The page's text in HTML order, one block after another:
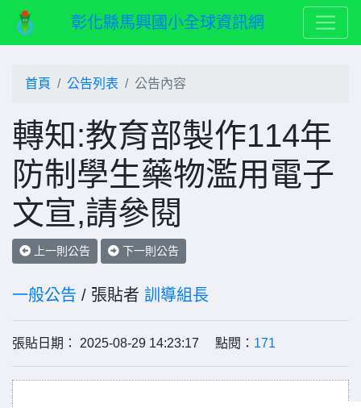
彰化縣馬興國小全球資訊網
首頁 公告列表 公告內容
轉知:教育部製作114年
防制學生藥物濫用電子
文宣,請參閱
上一則公告 下一則公告
一般公告 / 張貼者 訓導組長
張貼日期： 2025-08-29 14:23:17 點閱： 171